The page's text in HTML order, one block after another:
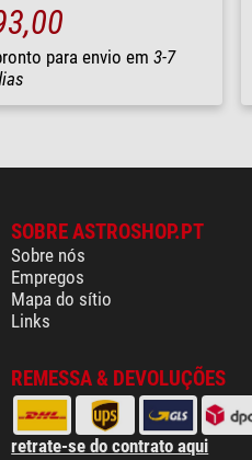
para envio em 3-7
SOBRE ASTROSHOP.PT
Sobre nós
Empregos
Mapa do sítio
Links
REMESSA & DEVOLUÇÕES
retrate-se do contrato aqui